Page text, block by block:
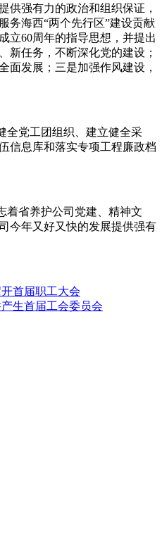
供强有力的政治和组织保证，
务海西“两个先行区”建设贡献
立60周年的指导思想，并提出
新任务，不断深化党的建设；
面发展；三是加强作风建设，
党工团组织、建立健全采
信息库和落实专项工程廉政档
省养护公司党建、精神文
今年又好又快的发展提供强有
首届职工大会
生首届工会委员会